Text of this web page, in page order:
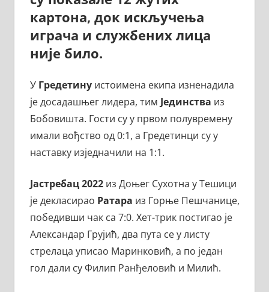
картона, док искључења
играча и службених лица
није било.
У Гредетинуистоимена екипа изненадила
је досадашњег лидера, тим Јединства из
Бобовишта. Гости су у првом полувремену
имали вођство од 0:1, а Гредетинци су у
наставку изједначили на 1:1.
Јастребац 2022из Доњег Сухотна у Тешици
је декласирао Ратара из Горње Пешчанице,
победивши чак са 7:0. Хет-трик постигао је
Александар Грујић, два пута се у листу
стрелаца уписао Маринковић, а по један
гол дали су Филип Ранђеловић и Милић.